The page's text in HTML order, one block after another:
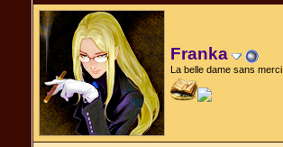
Franka
La belle dame sans merci